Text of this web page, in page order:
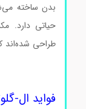
بدن ساخته
طراحی شده‌اند که
فواید ال-